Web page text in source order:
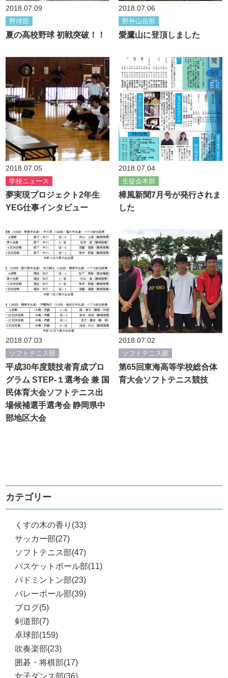
2018.07.09
野球部
夏の高校野球 初戦突破！！
2018.07.06
野外山岳部
愛鷹山に登頂しました
2018.07.05
学校ニュース
夢実現プロジェクト2年生
YEG仕事インタビュー
2018.07.04
生徒会本部
樟風新聞7月号が発行されま
した
2018.07.03
ソフトテニス部
平成30年度競技者育成プロ
グラム STEP-１選考会 兼 国
民体育大会ソフトテニス出
場候補選手選考会 静岡県中
部地区大会
2018.07.02
ソフトテニス部
第65回東海高等学校総合体
育大会ソフトテニス競技
カテゴリー
くすの木の香り(33)
サッカー部(27)
ソフトテニス部(47)
バスケットボール部(11)
バドミントン部(23)
バレーボール部(39)
ブログ(5)
剣道部(7)
卓球部(159)
吹奏楽部(23)
囲碁・将棋部(17)
女子ダンス部(36)